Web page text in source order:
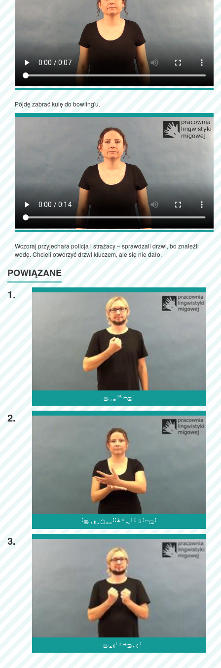
Pójdę zabrać kulę do bowling'u.
Wczoraj przyjechała policja i strażacy – sprawdzali drzwi, bo znaleźli
wodę. Chcieli otworzyć drzwi kluczem, ale się nie dało.
POWIĄZANE
1.

2.

3.
